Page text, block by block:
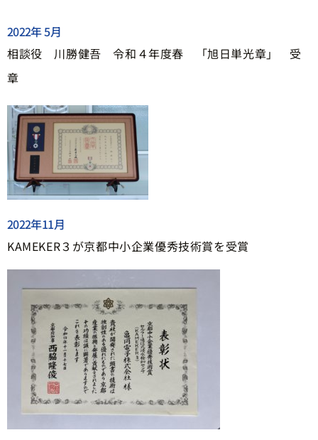
2022年 5月
相談役 川勝健吾 令和４年度春 「旭日単光章」 受
章
2022年11月
KAMEKER３が京都中小企業優秀技術賞を受賞